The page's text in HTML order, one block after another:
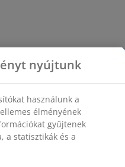
nyújtunk
használunk a
élményének
gyűjtenek
a statisztikák és a